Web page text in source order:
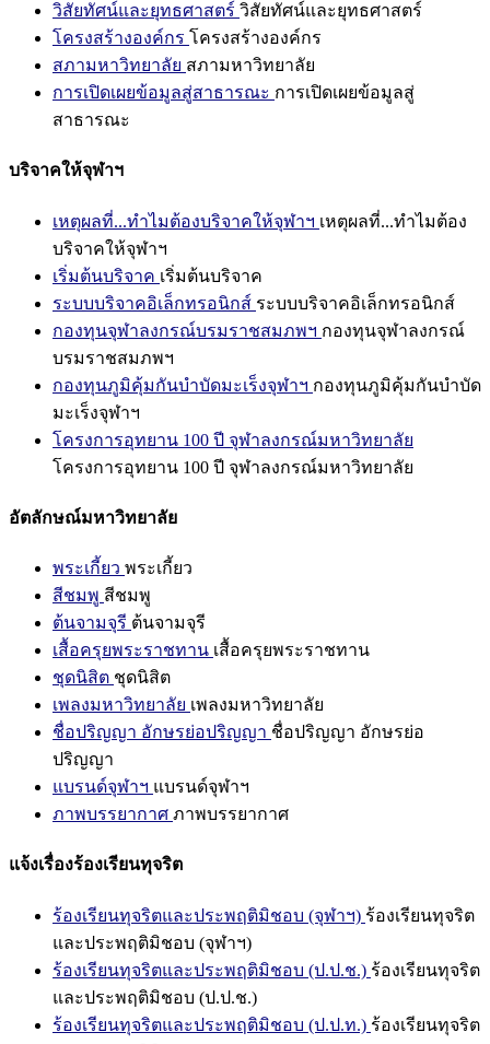
วิสัยทัศน์และยุทธศาสตร์ วิสัยทัศน์และยุทธศาสตร์
โครงสร้างองค์กร โครงสร้างองค์กร
สภามหาวิทยาลัย สภามหาวิทยาลัย
การเปิดเผยข้อมูลสู่สาธารณะ การเปิดเผยข้อมูลสู่
สาธารณะ
บริจาคให้จุฬาฯ
เหตุผลที่...ทำไมต้องบริจาคให้จุฬาฯ เหตุผลที่...ทำไมต้อง
บริจาคให้จุฬาฯ
เริ่มต้นบริจาค เริ่มต้นบริจาค
ระบบบริจาคอิเล็กทรอนิกส์ ระบบบริจาคอิเล็กทรอนิกส์
กองทุนจุฬาลงกรณ์บรมราชสมภพฯ กองทุนจุฬาลงกรณ์
บรมราชสมภพฯ
กองทุนภูมิคุ้มกันบำบัดมะเร็งจุฬาฯ กองทุนภูมิคุ้มกันบำบัด
มะเร็งจุฬาฯ
โครงการอุทยาน 100 ปี จุฬาลงกรณ์มหาวิทยาลัย
โครงการอุทยาน 100 ปี จุฬาลงกรณ์มหาวิทยาลัย
อัตลักษณ์มหาวิทยาลัย
พระเกี้ยว พระเกี้ยว
สีชมพู สีชมพู
ต้นจามจุรี ต้นจามจุรี
เสื้อครุยพระราชทาน เสื้อครุยพระราชทาน
ชุดนิสิต ชุดนิสิต
เพลงมหาวิทยาลัย เพลงมหาวิทยาลัย
ชื่อปริญญา อักษรย่อปริญญา ชื่อปริญญา อักษรย่อ
ปริญญา
แบรนด์จุฬาฯ แบรนด์จุฬาฯ
ภาพบรรยากาศ ภาพบรรยากาศ
แจ้งเรื่องร้องเรียนทุจริต
ร้องเรียนทุจริตและประพฤติมิชอบ (จุฬาฯ) ร้องเรียนทุจริต
และประพฤติมิชอบ (จุฬาฯ)
ร้องเรียนทุจริตและประพฤติมิชอบ (ป.ป.ช.) ร้องเรียนทุจริต
และประพฤติมิชอบ (ป.ป.ช.)
ร้องเรียนทุจริตและประพฤติมิชอบ (ป.ป.ท.) ร้องเรียนทุจริต